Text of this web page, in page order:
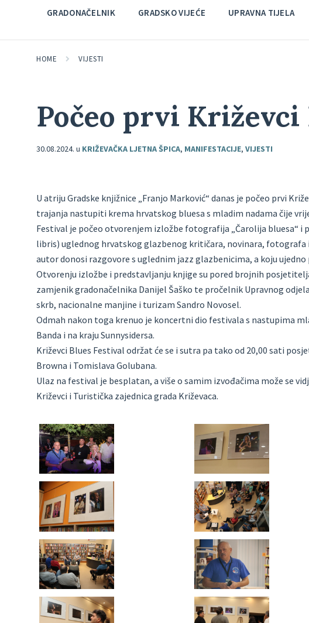
GRADONAČELNIK GRADSKO VIJEĆE UPRAVNA TIJELA
HOME VIJESTI
Počeo prvi Križevci
30.08.2024. u KRIŽEVAČKA LJETNA ŠPICA, MANIFESTACIJE, VIJESTI
U atriju Gradske knjižnice „Franjo Marković“ danas je počeo prvi
trajanja nastupiti krema hrvatskog bluesa s mladim nadama čije
Festival je počeo otvorenjem izložbe fotografija „Čarolija bluesa“ i
libris) uglednog hrvatskog glazbenog kritičara, novinara, fotografa
autor donosi razgovore s uglednim jazz glazbenicima, a koju
Otvorenju izložbe i predstavljanju knjige su pored brojnih
zamjenik gradonačelnika Danijel Šaško te pročelnik Upravnog
skrb, nacionalne manjine i turizam Sandro Novosel.
Odmah nakon toga krenuo je koncertni dio festivala s nastupima
Banda i na kraju Sunnysidersa.
Križevci Blues Festival održat će se i sutra pa tako od 20,00 sati
Browna i Tomislava Golubana.
Ulaz na festival je besplatan, a više o samim izvođačima može se
Križevci i Turistička zajednica grada Križevaca.